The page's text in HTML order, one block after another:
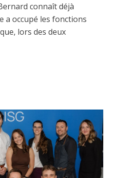
connaît déjà
a occupé les fonctions
lors des deux